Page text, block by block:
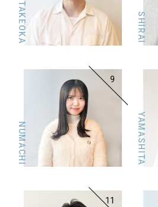
TAKEOKA SHIRAI
NUMACHI
9
YAMASHITA
11